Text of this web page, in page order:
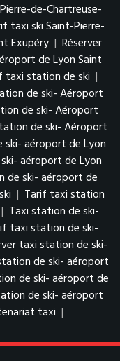
de-Chartreuse-
taxi ski Saint-Pierre-
Exupéry | Réserver
de Lyon Saint
taxi station de ski |
de ski- Aéroport
de ski- Aéroport
de ski- Aéroport
ski- aéroport de Lyon
aéroport de Lyon
de ski- aéroport de
| Tarif taxi station
| Taxi station de ski-
taxi station de ski-
taxi station de ski-
de ski- aéroport
de ski- aéroport de
de ski- aéroport
taxi |